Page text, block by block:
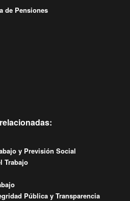
de Pensiones
y Previsión Social
Trabajo
Pública y Transparencia